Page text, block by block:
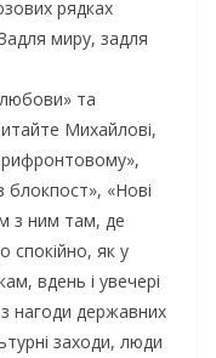
рядках
миру, задля
та
Михайлові,
блокпост», «Нові
з ним там, де
спокійно, як у
вдень і увечері
нагоди державних
заходи, люди